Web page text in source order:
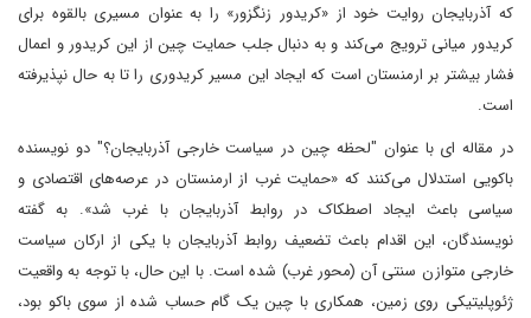
که آذربایجان روایت خود از «کریدور زنگزور» را به عنوان مسیری بالقوه برای
کریدور میانی ترویج می‌کند و به دنبال جلب حمایت چین از این کریدور و اعمال
فشار بیشتر بر ارمنستان است که ایجاد این مسیر کریدوری را تا به حال نپذیرفته
است.
در مقاله ای با عنوان "لحظه چین در سیاست خارجی آذربایجان؟" دو نویسنده
باکویی استدلال می‌کنند که «حمایت غرب از ارمنستان در عرصه‌های اقتصادی و
سیاسی باعث ایجاد اصطکاک در روابط آذربایجان با غرب شد». به گفته
نویسندگان، این اقدام باعث تضعیف روابط آذربایجان با یکی از ارکان سیاست
خارجی متوازن سنتی آن (محور غرب) شده است. با این حال، با توجه به واقعیت
ژئوپلیتیکی روی زمین، همکاری با چین یک گام حساب شده از سوی باکو بود،